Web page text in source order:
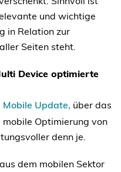
und wichtige
in Relation zur
Seiten steht.
Device optimierte
Mobile Update, über das
Optimierung von
denn je.
dem mobilen Sektor